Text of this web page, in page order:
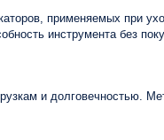
применяемых при
инструмента без
и долговечностью.